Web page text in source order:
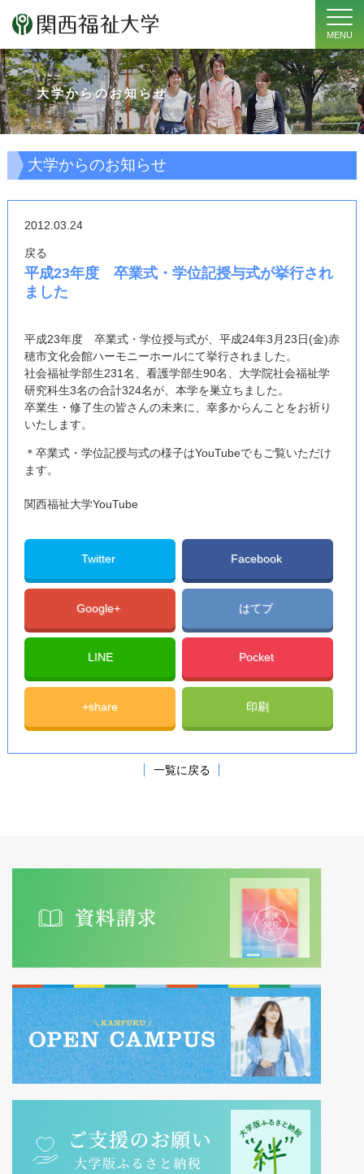
MENU
大学からのお知らせ
大学からのお知らせ
2012.03.24
戻る
平成23年度 卒業式・学位記授与式が挙行され
ました
平成23年度 卒業式・学位授与式が、平成24年3月23日(金)赤
穂市文化会館ハーモニーホールにて挙行されました。
社会福祉学部生231名、看護学部生90名、大学院社会福祉学
研究科生3名の合計324名が、本学を巣立ちました。
卒業生・修了生の皆さんの未来に、幸多からんことをお祈り
いたします。
＊卒業式・学位記授与式の様子はYouTubeでもご覧いただけ
ます。
関西福祉大学YouTube
Twitter Facebook
Google+ はてブ
LINE Pocket
+share 印刷
一覧に戻る